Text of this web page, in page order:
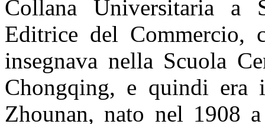
Collana Universitaria a
Editrice del Commercio,
insegnava nella Scuola
Chongqing, e quindi era
Zhounan, nato nel 1908